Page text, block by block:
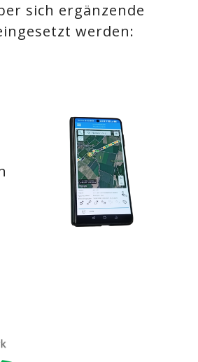
sich ergänzende
werden: